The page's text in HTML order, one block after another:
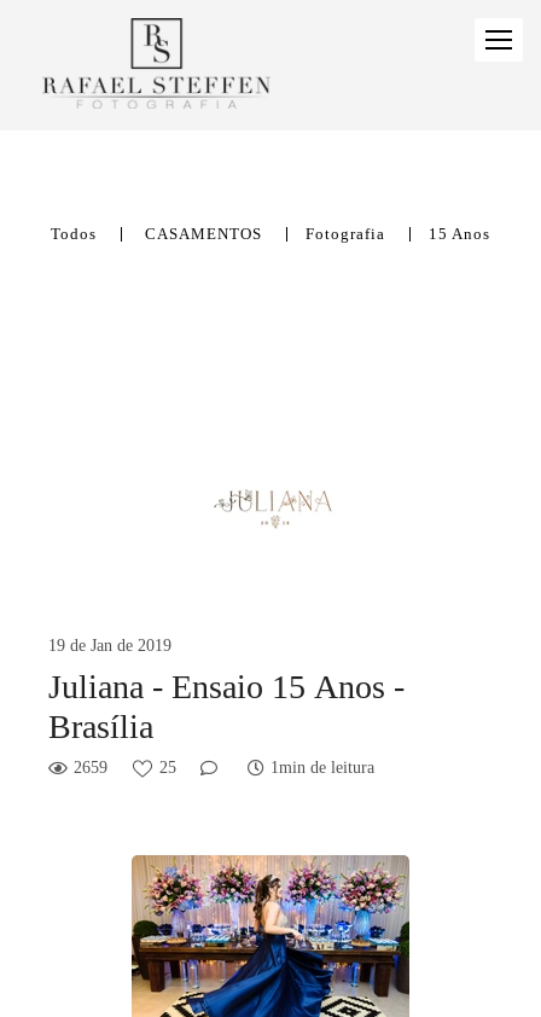
Todos CASAMENTOS Fotografia 15 Anos
19 de Jan de 2019
Juliana - Ensaio 15 Anos -
Brasília
2659 25 1min de leitura